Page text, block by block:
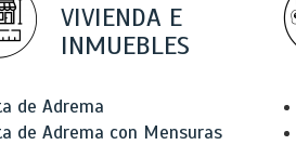
VIVIENDA E
INMUEBLES
de Adrema
de Adrema con Mensuras